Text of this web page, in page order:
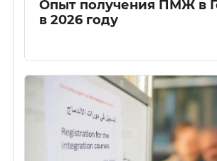
Опыт получения ПМЖ в
в 2026 году